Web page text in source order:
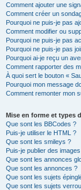
Comment ajouter une
Comment créer un
Pourquoi ne puis-je pas
Comment modifier ou
Pourquoi ne puis-je pas
Pourquoi ne puis-je pas
Pourquoi ai-je reçu un
Comment rapporter des
À quoi sert le bouton «
Pourquoi mon message
Comment remonter mon
Mise en forme et types
Que sont les BBCodes ?
Puis-je utiliser le HTML ?
Que sont les smileys ?
Puis-je publier des
Que sont les annonces
Que sont les annonces ?
Que sont les sujets
Que sont les sujets